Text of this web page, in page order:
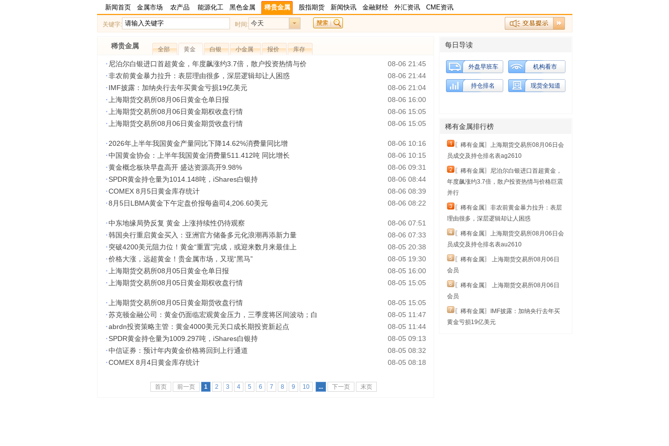
新闻首页 金属市场 农产品 能源化工 黑色金属 稀贵金属 股指期货 新闻快讯 金融财经 外汇资讯 CME资讯
关键字: 时间: 今天
每日导读
外盘早班车 机构看市
持仓排名 现货全知道
稀有金属排行榜
〖稀有金属〗上海期货交易所08月06日会
员成交及持仓排名表ag2610
〖稀有金属〗尼泊尔白银进口首超黄金，
年度飙涨约3.7倍，散户投资热情与价格巨震
并行
〖稀有金属〗非农前黄金暴力拉升：表层
理由很多，深层逻辑却让人困惑
〖稀有金属〗上海期货交易所08月06日会
员成交及持仓排名表au2610
〖稀有金属〗 上海期货交易所08月06日
会员
〖稀有金属〗 上海期货交易所08月06日
会员
〖稀有金属〗IMF披露：加纳央行去年买
黄金亏损19亿美元
稀贵金属 全部 黄金 白银 小金属 报价 库存
· 尼泊尔白银进口首超黄金，年度飙涨约3.7倍，散户投资热情与价 08-06 21:45
·非农前黄金暴力拉升：表层理由很多，深层逻辑却让人困惑 08-06 21:44
·IMF披露：加纳央行去年买黄金亏损19亿美元 08-06 21:04
· 上海期货交易所08月06日黄金仓单日报 08-06 16:00
· 上海期货交易所08月06日黄金期权收盘行情 08-06 15:05
· 上海期货交易所08月06日黄金期货收盘行情 08-06 15:05
·2026年上半年我国黄金产量同比下降14.62%消费量同比增 08-06 10:16
·中国黄金协会：上半年我国黄金消费量511.412吨 同比增长 08-06 10:15
·黄金概念板块早盘高开 盛达资源高开9.98% 08-06 09:31
·SPDR黄金持仓量为1014.148吨，iShares白银持 08-06 08:44
·COMEX 8月5日黄金库存统计 08-06 08:39
·8月5日LBMA黄金下午定盘价报每盎司4,206.60美元 08-06 08:22
·中东地缘局势反复 黄金 上涨持续性仍待观察 08-06 07:51
·韩国央行重启黄金买入：亚洲官方储备多元化浪潮再添新力量 08-06 07:33
·突破4200美元阻力位！黄金“重置”完成，或迎来数月来最佳上 08-05 20:38
·价格大涨，远超黄金！贵金属市场，又现“黑马” 08-05 19:30
· 上海期货交易所08月05日黄金仓单日报 08-05 16:00
· 上海期货交易所08月05日黄金期权收盘行情 08-05 15:05
· 上海期货交易所08月05日黄金期货收盘行情 08-05 15:05
·苏克顿金融公司：黄金仍面临宏观黄金压力，三季度将区间波动；白 08-05 11:47
·abrdn投资策略主管：黄金4000美元关口成长期投资新起点 08-05 11:44
·SPDR黄金持仓量为1009.297吨，iShares白银持 08-05 09:13
·中信证券：预计年内黄金价格将回到上行通道 08-05 08:32
·COMEX 8月4日黄金库存统计 08-05 08:18
首页 前一页 1 2 3 4 5 6 7 8 9 10 ... 下一页 末页